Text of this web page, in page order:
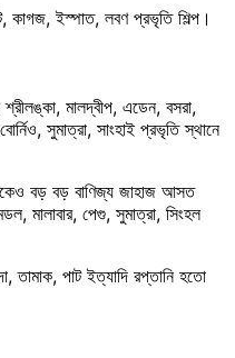
কাগজ, ইস্পাত, লবণ প্রভৃতি শিল্প।
শ্রীলঙ্কা, মালদ্বীপ, এডেন, বসরা,
সুমাত্রা, সাংহাই প্রভৃতি স্থানে
বড় বড় বাণিজ্য জাহাজ আসত
মালাবার, পেগু, সুমাত্রা, সিংহল
তামাক, পাট ইত্যাদি রপ্তানি হতো